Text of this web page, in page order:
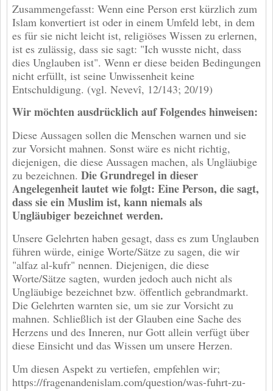
Zusammengefasst: Wenn eine Person erst kürzlich zum
Islam konvertiert ist oder in einem Umfeld lebt, in dem
es für sie nicht leicht ist, religiöses Wissen zu erlernen,
ist es zulässig, dass sie sagt: "Ich wusste nicht, dass
dies Unglauben ist". Wenn er diese beiden Bedingungen
nicht erfüllt, ist seine Unwissenheit keine
Entschuldigung. (vgl. Nevevî, 12/143; 20/19)
Wir möchten ausdrücklich auf Folgendes hinweisen:
Diese Aussagen sollen die Menschen warnen und sie
zur Vorsicht mahnen. Sonst wäre es nicht richtig,
diejenigen, die diese Aussagen machen, als Ungläubige
zu bezeichnen. Die Grundregel in dieser
Angelegenheit lautet wie folgt: Eine Person, die sagt,
dass sie ein Muslim ist, kann niemals als
Ungläubiger bezeichnet werden.
Unsere Gelehrten haben gesagt, dass es zum Unglauben
führen würde, einige Worte/Sätze zu sagen, die wir
"alfaz al-kufr" nennen. Diejenigen, die diese
Worte/Sätze sagten, wurden jedoch auch nicht als
Ungläubige bezeichnet bzw. öffentlich gebrandmarkt.
Die Gelehrten warnten sie, um sie zur Vorsicht zu
mahnen. Schließlich ist der Glauben eine Sache des
Herzens und des Inneren, nur Gott allein verfügt über
diese Einsicht und das Wissen um unsere Herzen.
Um diesen Aspekt zu vertiefen, empfehlen wir;
https://fragenandenislam.com/question/was-fuhrt-zu-